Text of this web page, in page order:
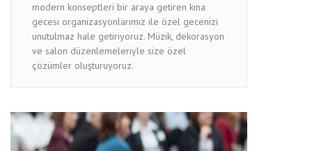
modern konseptleri bir araya getiren kına
gecesi organizasyonlarımız ile özel gecenizi
unutulmaz hale getiriyoruz. Müzik, dekorasyon
ve salon düzenlemeleriyle size özel
çözümler oluşturuyoruz.